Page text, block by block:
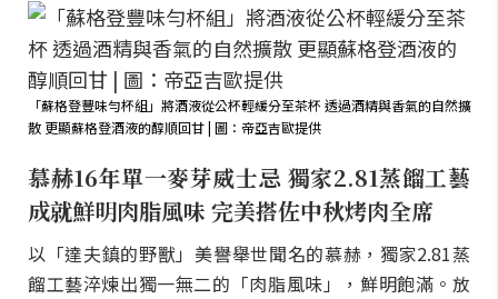
「蘇格登豐味勻杯組」將酒液從公杯輕緩分至茶杯 透過酒精與香氣的自然擴
散 更顯蘇格登酒液的醇順回甘 | 圖：帝亞吉歐提供
慕赫16年單一麥芽威士忌 獨家2.81蒸餾工藝
成就鮮明肉脂風味 完美搭佐中秋烤肉全席
以「達夫鎮的野獸」美譽舉世聞名的慕赫，獨家2.81蒸
餾工藝淬煉出獨一無二的「肉脂風味」，鮮明飽滿。放